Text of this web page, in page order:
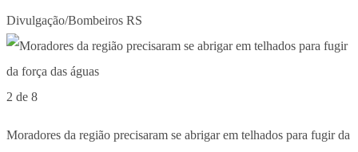
Divulgação/Bombeiros RS
2 de 8
Moradores da região precisaram se abrigar em telhados para fugir da